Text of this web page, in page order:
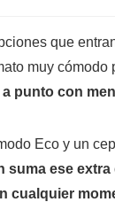
que
muy
punto con
Eco y un
suma ese
cualquier